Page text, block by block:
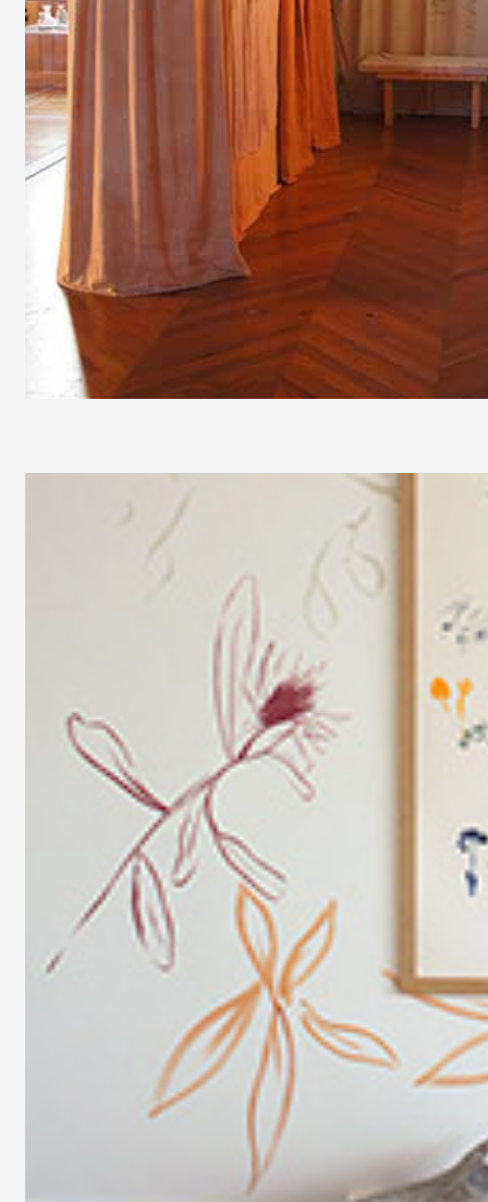
Formation
Événements
1% œuvres
public
Réseau
Artistes
De A à Z
Année par année
Collection vidéos
Candidater
Contact